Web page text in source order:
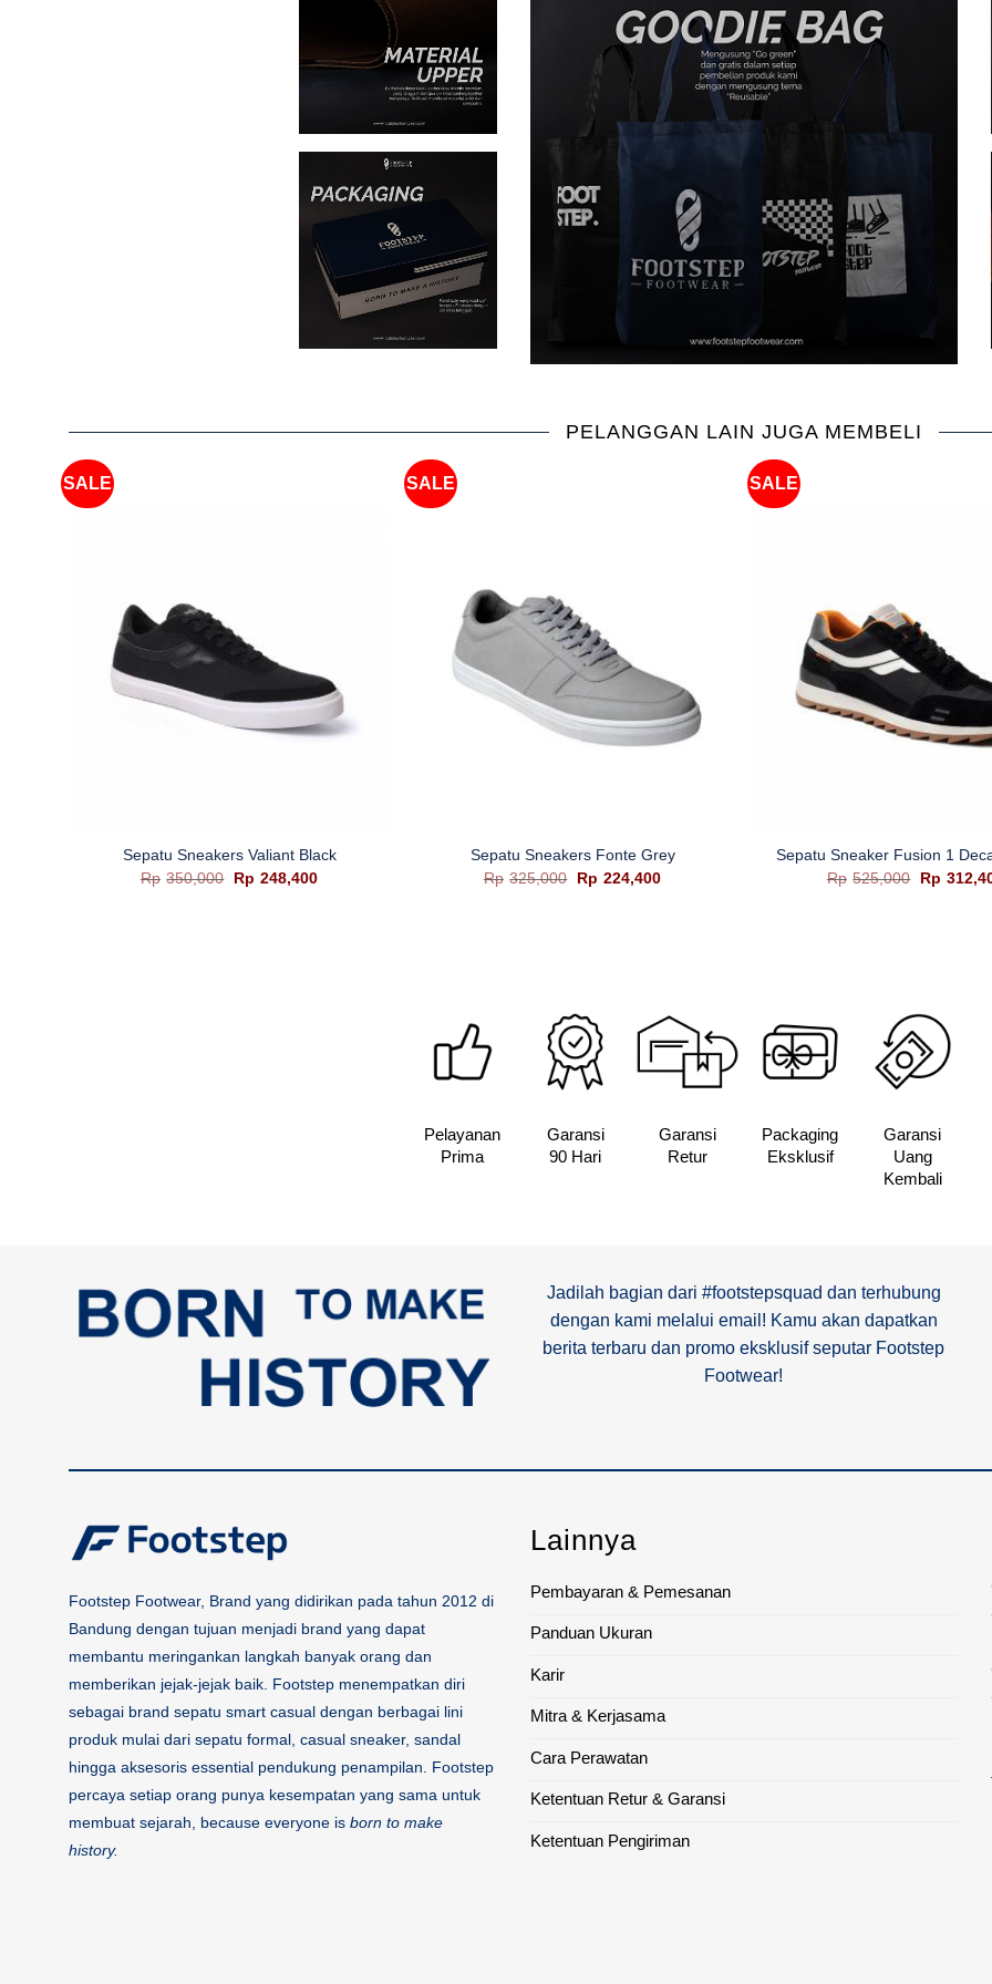
PELANGGAN LAIN JUGA MEMBELI
SALE
Sepatu Sneakers Valiant Black
Rp 350,000
Harga
aslinya
Rp 248,400Harga
SALE
Sepatu Sneakers Fonte Grey
Rp 325,000
Harga
aslinya
Rp 224,400Harga
SALE
Sepatu Sneaker Fusion 1
Rp 525,000
Harga
aslinya
Rp
Pelayanan
Prima
Garansi
90 Hari
Garansi
Retur
Packaging
Eksklusif
Garansi
Uang
Kembali
Jadilah bagian dari #footstepsquad dan terhubung
dengan kami melalui email! Kamu akan dapatkan
berita terbaru dan promo eksklusif seputar Footstep
Footwear!
Footstep Footwear, Brand yang didirikan pada tahun 2012 di
Bandung dengan tujuan menjadi brand yang dapat
membantu meringankan langkah banyak orang dan
memberikan jejak-jejak baik. Footstep menempatkan diri
sebagai brand sepatu smart casual dengan berbagai lini
produk mulai dari sepatu formal, casual sneaker, sandal
hingga aksesoris essential pendukung penampilan. Footstep
percaya setiap orang punya kesempatan yang sama untuk
membuat sejarah, because everyone is born to make
history.
Lainnya
Pembayaran & Pemesanan
Panduan Ukuran
Karir
Mitra & Kerjasama
Cara Perawatan
Ketentuan Retur & Garansi
Ketentuan Pengiriman